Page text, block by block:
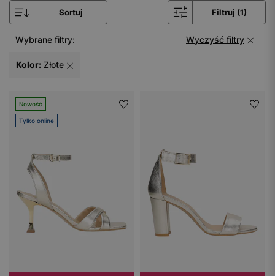
Sortuj Filtruj (1)
Wybrane filtry: Wyczyść filtry
Kolor: Złote
Nowość
Tylko online